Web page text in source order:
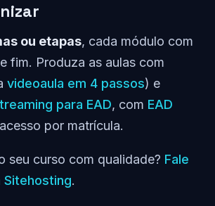
ou etapas, cada módulo com
fim. Produza as aulas com
videoaula em 4 passos) e
para EAD, com EAD
por matrícula.
seu curso com qualidade? Fale
.